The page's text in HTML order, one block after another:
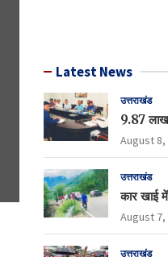
Latest News
उत्तराखंड
9.87
August 8,
उत्तराखंड
कार खाई
August 7,
उत्तराखंड